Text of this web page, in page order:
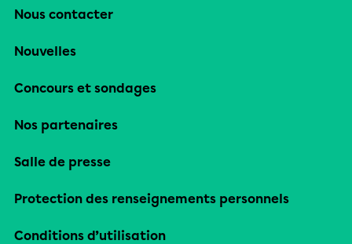
Nous contacter
Nouvelles
Concours et sondages
Nos partenaires
Salle de presse
Protection des renseignements personnels
Conditions d’utilisation